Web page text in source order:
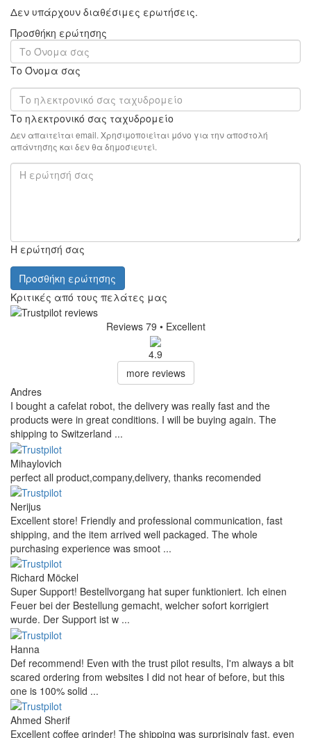
Δεν υπάρχουν διαθέσιμες ερωτήσεις.
Προσθήκη ερώτησης
Το Όνομα σας
Το ηλεκτρονικό σας ταχυδρομείο
Δεν απαιτείται email. Χρησιμοποιείται μόνο για την αποστολή
απάντησης και δεν θα δημοσιευτεί.
Η ερώτησή σας
Προσθήκη ερώτησης
Κριτικές από τους πελάτες μας
Reviews 79 • Excellent
4.9
more reviews
Andres
I bought a cafelat robot, the delivery was really fast and the
products were in great conditions. I will be buying again. The
shipping to Switzerland ...
Mihaylovich
perfect all product,company,delivery, thanks recomended
Nerijus
Excellent store! Friendly and professional communication, fast
shipping, and the item arrived well packaged. The whole
purchasing experience was smoot ...
Richard Möckel
Super Support! Bestellvorgang hat super funktioniert. Ich einen
Feuer bei der Bestellung gemacht, welcher sofort korrigiert
wurde. Der Support ist w ...
Hanna
Def recommend! Even with the trust pilot results, I'm always a bit
scared ordering from websites I did not hear of before, but this
one is 100% solid ...
Ahmed Sherif
Excellent coffee grinder! The shipping was surprisingly fast, even